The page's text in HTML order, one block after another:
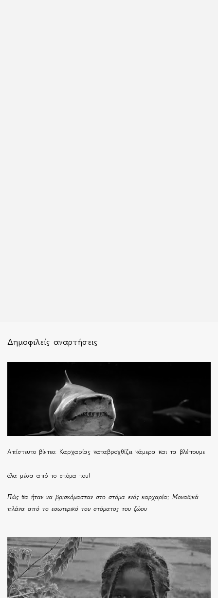
Δημοφιλείς αναρτήσεις
Απίστευτο βίντεο: Καρχαρίας καταβροχθίζει κάμερα και τα βλέπουμε
όλα μέσα από το στόμα του!
Πώς θα ήταν να βρισκόμασταν στο στόμα ενός καρχαρία; Μοναδικά
πλάνα από το εσωτερικό του στόματος του ζώου